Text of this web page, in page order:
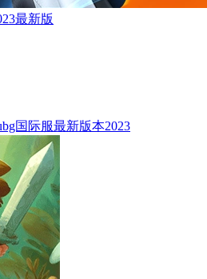
最新版
国际服最新版本2023